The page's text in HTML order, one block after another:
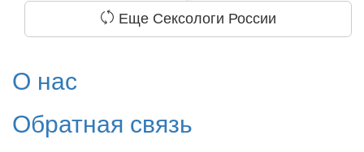
Еще Сексологи России
О нас
Обратная связь